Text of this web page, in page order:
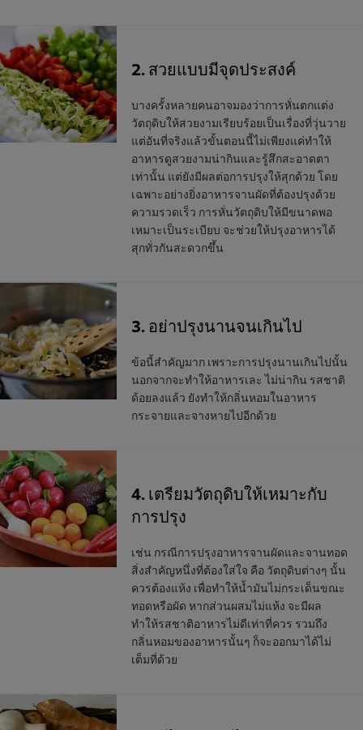
2. สวยแบบมีจุดประสงค์
บางครั้งหลายคนอาจมองว่าการหั่นตกแต่ง
วัตถุดิบให้สวยงามเรียบร้อยเป็นเรื่องที่วุ่นวาย
แต่อันที่จริงแล้วขั้นตอนนี้ไม่เพียงแค่ทำให้
อาหารดูสวยงามน่ากินและรู้สึกสะอาดตา
เท่านั้น แต่ยังมีผลต่อการปรุงให้สุกด้วย โดย
เฉพาะอย่างยิ่งอาหารจานผัดที่ต้องปรุงด้วย
ความรวดเร็ว การหั่นวัตถุดิบให้มีขนาดพอ
เหมาะเป็นระเบียบ จะช่วยให้ปรุงอาหารได้
สุกทั่วกันสะดวกขึ้น
3. อย่าปรุงนานจนเกินไป
ข้อนี้สำคัญมาก เพราะการปรุงนานเกินไปนั้น
นอกจากจะทำให้อาหารเละ ไม่น่ากิน รสชาติ
ด้อยลงแล้ว ยังทำให้กลิ่นหอมในอาหาร
กระจายและจางหายไปอีกด้วย
4. เตรียมวัตถุดิบให้เหมาะกับ
การปรุง
เช่น กรณีการปรุงอาหารจานผัดและจานทอด
สิ่งสำคัญหนึ่งที่ต้องใส่ใจ คือ วัตถุดิบต่างๆ นั้น
ควรต้องแห้ง เพื่อทำให้น้ำมันไม่กระเด็นขณะ
ทอดหรือผัด หากส่วนผสมไม่แห้ง จะมีผล
ทำให้รสชาติอาหารไม่ดีเท่าที่ควร รวมถึง
กลิ่นหอมของอาหารนั้นๆ ก็จะออกมาได้ไม่
เต็มที่ด้วย